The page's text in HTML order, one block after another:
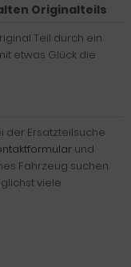
Originalteils
Teil durch ein
etwas Glück die
der Ersatzteilsuche
und
Fahrzeug suchen.
viele